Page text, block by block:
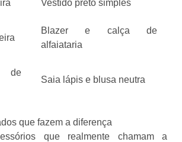
Vestido preto simples
Blazer e calça de
alfaiataria
de
Saia lápis e blusa neutra
que fazem a diferença
que realmente chamam a